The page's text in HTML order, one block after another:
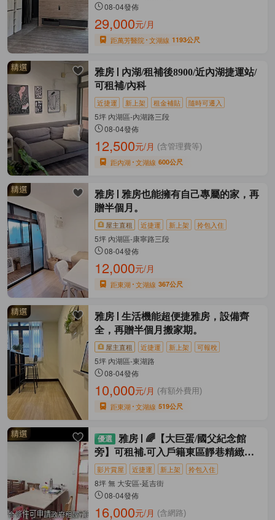
08-04發佈
29,000元/月
距萬芳醫院 文湖線 1193公尺
雅房
內湖/租補後8900/近內湖捷運站/
可租補/內科
近捷運 新上架 租金補貼 隨時可遷入
5坪 內湖區-內湖路三段
08-04發佈
12,500元/月 (含管理費等)
距內湖 文湖線 600公尺
雅房
雅房也能擁有自己專屬的家，再
贈半個月。
屋主直租 近捷運 新上架 拎包入住
5坪 內湖區-康寧路三段
08-04發佈
12,000元/月
距東湖 文湖線 367公尺
雅房
生活機能超便捷雅房，設備齊
全，再贈半個月搬家期。
屋主直租 近捷運 新上架 可報稅
5坪 內湖區-東湖路
08-04發佈
10,000元/月 (有額外費用)
距東湖 文湖線 519公尺
雅房
🌈【大巨蛋/國父紀念館
旁】可租補.可入戶籍東區靜巷精緻雅
房
影片賞屋 近捷運 新上架 拎包入住
8坪 無 大安區-延吉街
08-04發佈
16,000元/月 (含網路)